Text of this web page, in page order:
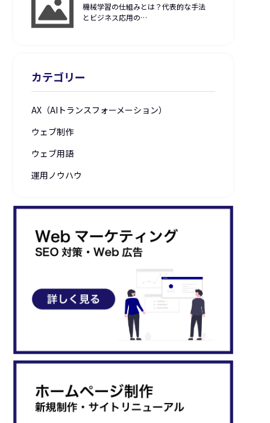
機械学習の仕組みとは？代表的な手法
とビジネス応用の…
カテゴリー
AX（AIトランスフォーメーション）
ウェブ制作
ウェブ用語
運用ノウハウ